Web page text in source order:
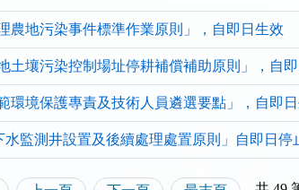
農地污染事件標準作業原則」，自即日生效
土壤污染控制場址停耕補償補助原則」，自
環境保護專責及技術人員遴選要點」，自即
水監測井設置及後續處理處置原則」自即日停